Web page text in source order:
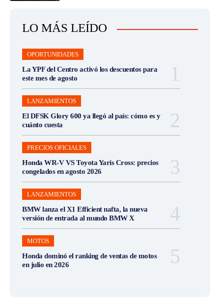
LO MÁS LEÍDO
OPORTUNIDADES
La YPF del Centro activó los descuentos para
este mes de agosto
LANZAMIENTOS
El DFSK Glory 600 ya llegó al país: cómo es y
cuánto cuesta
PRECIOS OFICIALES
Honda WR-V VS Toyota Yaris Cross: precios
congelados en agosto 2026
LANZAMIENTOS
BMW lanza el X1 Efficient nafta, la nueva
versión de entrada al mundo BMW X
MOTOS
Honda dominó el ranking de ventas de motos
en julio en 2026